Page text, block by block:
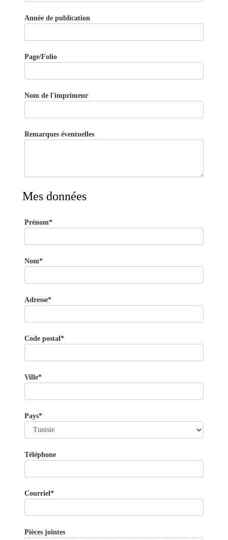
Année de publication
Page/Folio
Nom de l'imprimeur
Remarques éventuelles
Mes données
Prénom*
Nom*
Adresse*
Code postal*
Ville*
Pays*
Téléphone
Courriel*
Pièces jointes